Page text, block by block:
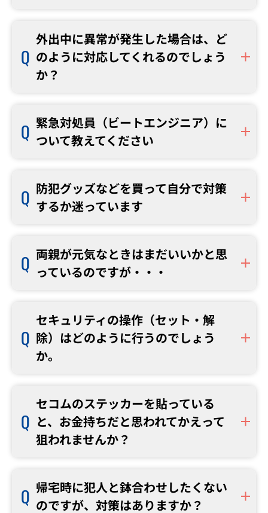
外出中に異常が発生した場合は、ど
のように対応してくれるのでしょう
か？
緊急対処員（ビートエンジニア）に
ついて教えてください
防犯グッズなどを買って自分で対策
するか迷っています
両親が元気なときはまだいいかと思
っているのですが・・・
セキュリティの操作（セット・解
除）はどのように行うのでしょう
か。
セコムのステッカーを貼っている
と、お金持ちだと思われてかえって
狙われませんか？
帰宅時に犯人と鉢合わせしたくない
のですが、対策はありますか？